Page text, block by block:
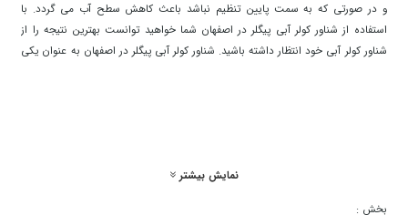
و در صورتی که به سمت پایین تنظیم نباشد باعث کاهش سطح آب می گردد. با
استفاده از شناور کولر آبی پیگلر در اصفهان شما خواهید توانست بهترین نتیجه را از
شناور کولر آبی خود انتظار داشته باشید. شناور کولر آبی پیگلر در اصفهان به عنوان یکی
تکمیل کنید. برای خرید عمده تنها کافی ست که با شماره های درج شده در سایت
نمایش بیشتر
بخش :